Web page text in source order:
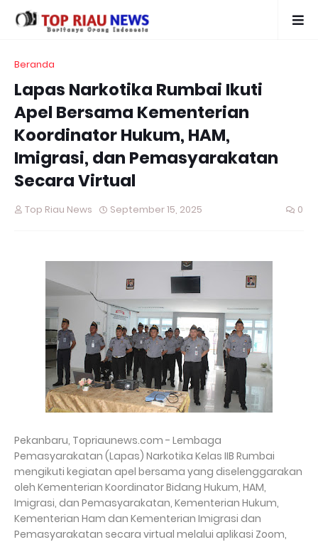
Beranda
Lapas Narkotika Rumbai Ikuti
Apel Bersama Kementerian
Koordinator Hukum, HAM,
Imigrasi, dan Pemasyarakatan
Secara Virtual
Top Riau News September 15, 2025 0
Pekanbaru, Topriaunews.com - Lembaga
Pemasyarakatan (Lapas) Narkotika Kelas IIB Rumbai
mengikuti kegiatan apel bersama yang diselenggarakan
oleh Kementerian Koordinator Bidang Hukum, HAM,
Imigrasi, dan Pemasyarakatan, Kementerian Hukum,
Kementerian Ham dan Kementerian Imigrasi dan
Pemasyarakatan secara virtual melalui aplikasi Zoom,